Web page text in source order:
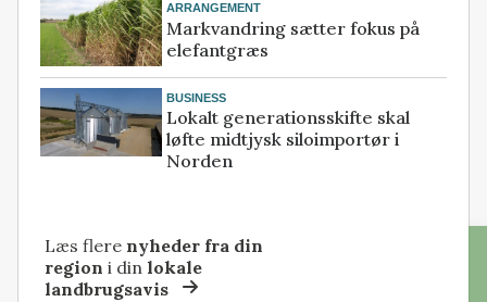
ARRANGEMENT
Markvandring sætter fokus på
elefantgræs
BUSINESS
Lokalt generationsskifte skal
løfte midtjysk siloimportør i
Norden
Læs flere nyheder fra din
region i dinlokale
landbrugsavis